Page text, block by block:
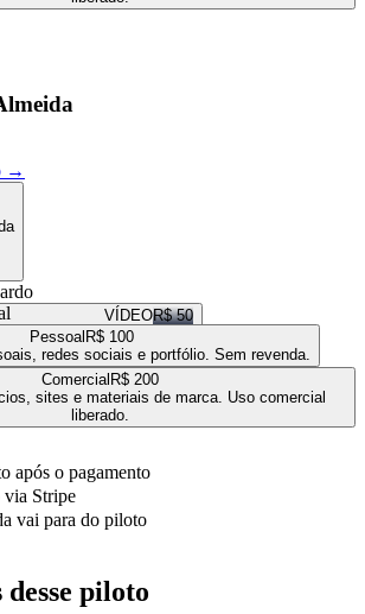
→
VÍDEOR$ 50
VÍDEOR$ 100
VÍDEOR$ 100
VÍDEOR$ 100
Ricardo→
Pessoal R$ 100
redes sociais e portfólio. Sem revenda.
Comercial R$ 200
sites e materiais de marca. Uso comercial
liberado.
após o pagamento
via Stripe
vai para do piloto
piloto